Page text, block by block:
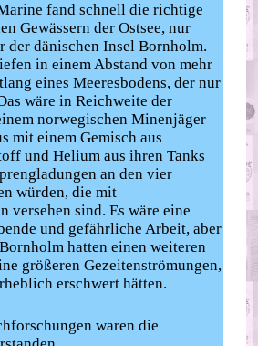
fand schnell die richtige
Gewässern der Ostsee, nur
der dänischen Insel Bornholm.
in einem Abstand von mehr
eines Meeresbodens, der nur
wäre in Reichweite der
norwegischen Minenjäger
mit einem Gemisch aus
und Helium aus ihren Tanks
an den vier
würden, die mit
versehen sind. Es wäre eine
und gefährliche Arbeit, aber
hatten einen weiteren
größeren Gezeitenströmungen,
erschwert hätten.
waren die